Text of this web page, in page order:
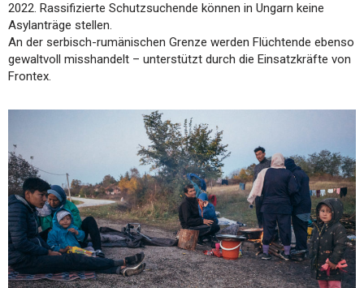
2022. Rassifizierte Schutzsuchende können in Ungarn keine
Asylanträge stellen.
An der serbisch-rumänischen Grenze werden Flüchtende ebenso
gewaltvoll misshandelt – unterstützt durch die Einsatzkräfte von
Frontex.